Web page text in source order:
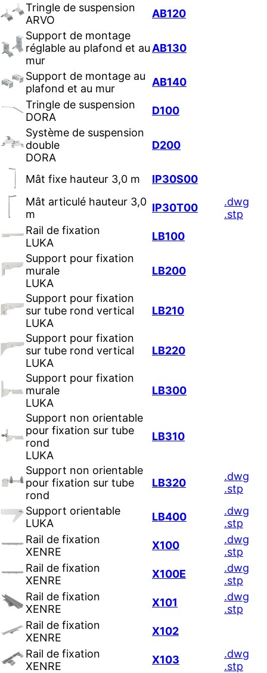
Tringle de suspension
ARVO
AB120
Support de montage
réglable au plafond et au
mur
AB130
Support de montage au
plafond et au mur
AB140
Tringle de suspension
DORA
D100
Système de suspension
double
DORA
D200
Mât fixe hauteur 3,0 m
IP30S00
Mât articulé hauteur 3,0
m
IP30T00
.dwg
.stp
Rail de fixation
LUKA
LB100
Support pour fixation
murale
LUKA
LB200
Support pour fixation
sur tube rond vertical
LUKA
LB210
Support pour fixation
sur tube rond vertical
LUKA
LB220
Support pour fixation
murale
LUKA
LB300
Support non orientable
pour fixation sur tube
rond
LUKA
LB310
Support non orientable
pour fixation sur tube
rond
LB320
.dwg
.stp
Support orientable
LUKA
LB400
.dwg
.stp
Rail de fixation
XENRE
X100
.dwg
.stp
Rail de fixation
XENRE
X100E
.dwg
.stp
Rail de fixation
XENRE
X101
.dwg
.stp
Rail de fixation
XENRE
X102
Rail de fixation
XENRE
X103
.dwg
.stp